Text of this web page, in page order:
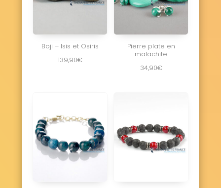
Boji – Isis et Osiris
139,90€
Pierre plate en
malachite
34,90€